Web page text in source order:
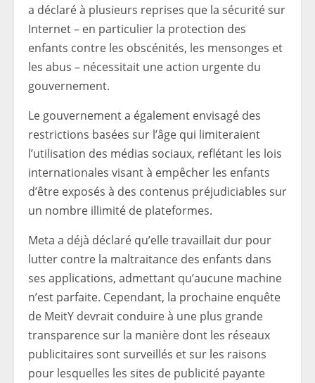
a déclaré à plusieurs reprises que la sécurité sur
Internet – en particulier la protection des
enfants contre les obscénités, les mensonges et
les abus – nécessitait une action urgente du
gouvernement.
Le gouvernement a également envisagé des
restrictions basées sur l’âge qui limiteraient
l’utilisation des médias sociaux, reflétant les lois
internationales visant à empêcher les enfants
d’être exposés à des contenus préjudiciables sur
un nombre illimité de plateformes.
Meta a déjà déclaré qu’elle travaillait dur pour
lutter contre la maltraitance des enfants dans
ses applications, admettant qu’aucune machine
n’est parfaite. Cependant, la prochaine enquête
de MeitY devrait conduire à une plus grande
transparence sur la manière dont les réseaux
publicitaires sont surveillés et sur les raisons
pour lesquelles les sites de publicité payante